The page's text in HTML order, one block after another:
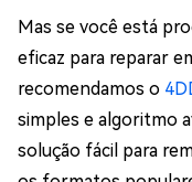
Mas se você está
eficaz para reparar
recomendamos o
simples e algoritmo
solução fácil para